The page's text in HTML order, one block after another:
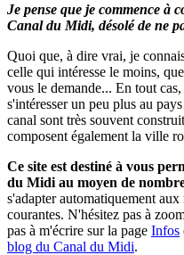
Je pense que je commence à
Canal du Midi, désolé de ne
Quoi que, à dire vrai, je
celle qui intéresse le moins,
vous le demande... En tout
s'intéresser un peu plus au
canal sont très souvent
composent également la ville
Ce site est destiné à vous
du Midi au moyen de
s'adapter automatiquement
courantes. N'hésitez pas à
pas à m'écrire sur la page Infos
blog du Canal du Midi.